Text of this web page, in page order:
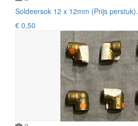
Soldeersok 12 x 12mm (Prijs perstuk).
€ 0,50